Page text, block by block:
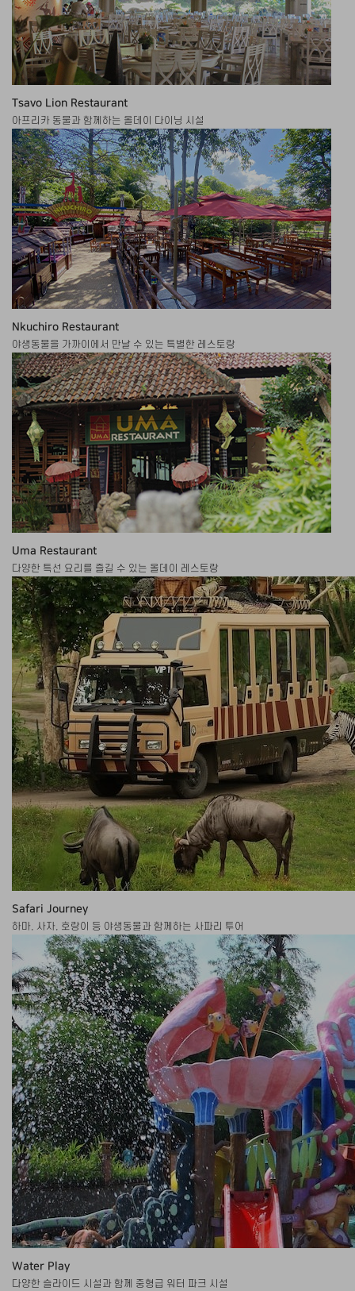
Tsavo Lion Restaurant
아프리카 동물과 함께하는 올데이 다이닝 시설
Nkuchiro Restaurant
야생동물을 가까이에서 만날 수 있는 특별한 레스토랑
Uma Restaurant
다양한 특선 요리를 즐길 수 있는 올데이 레스토랑
Safari Journey
하마, 사자, 호랑이 등 야생동물과 함께하는 사파리 투어
Water Play
다양한 슬라이드 시설과 함께 중형급 워터 파크 시설